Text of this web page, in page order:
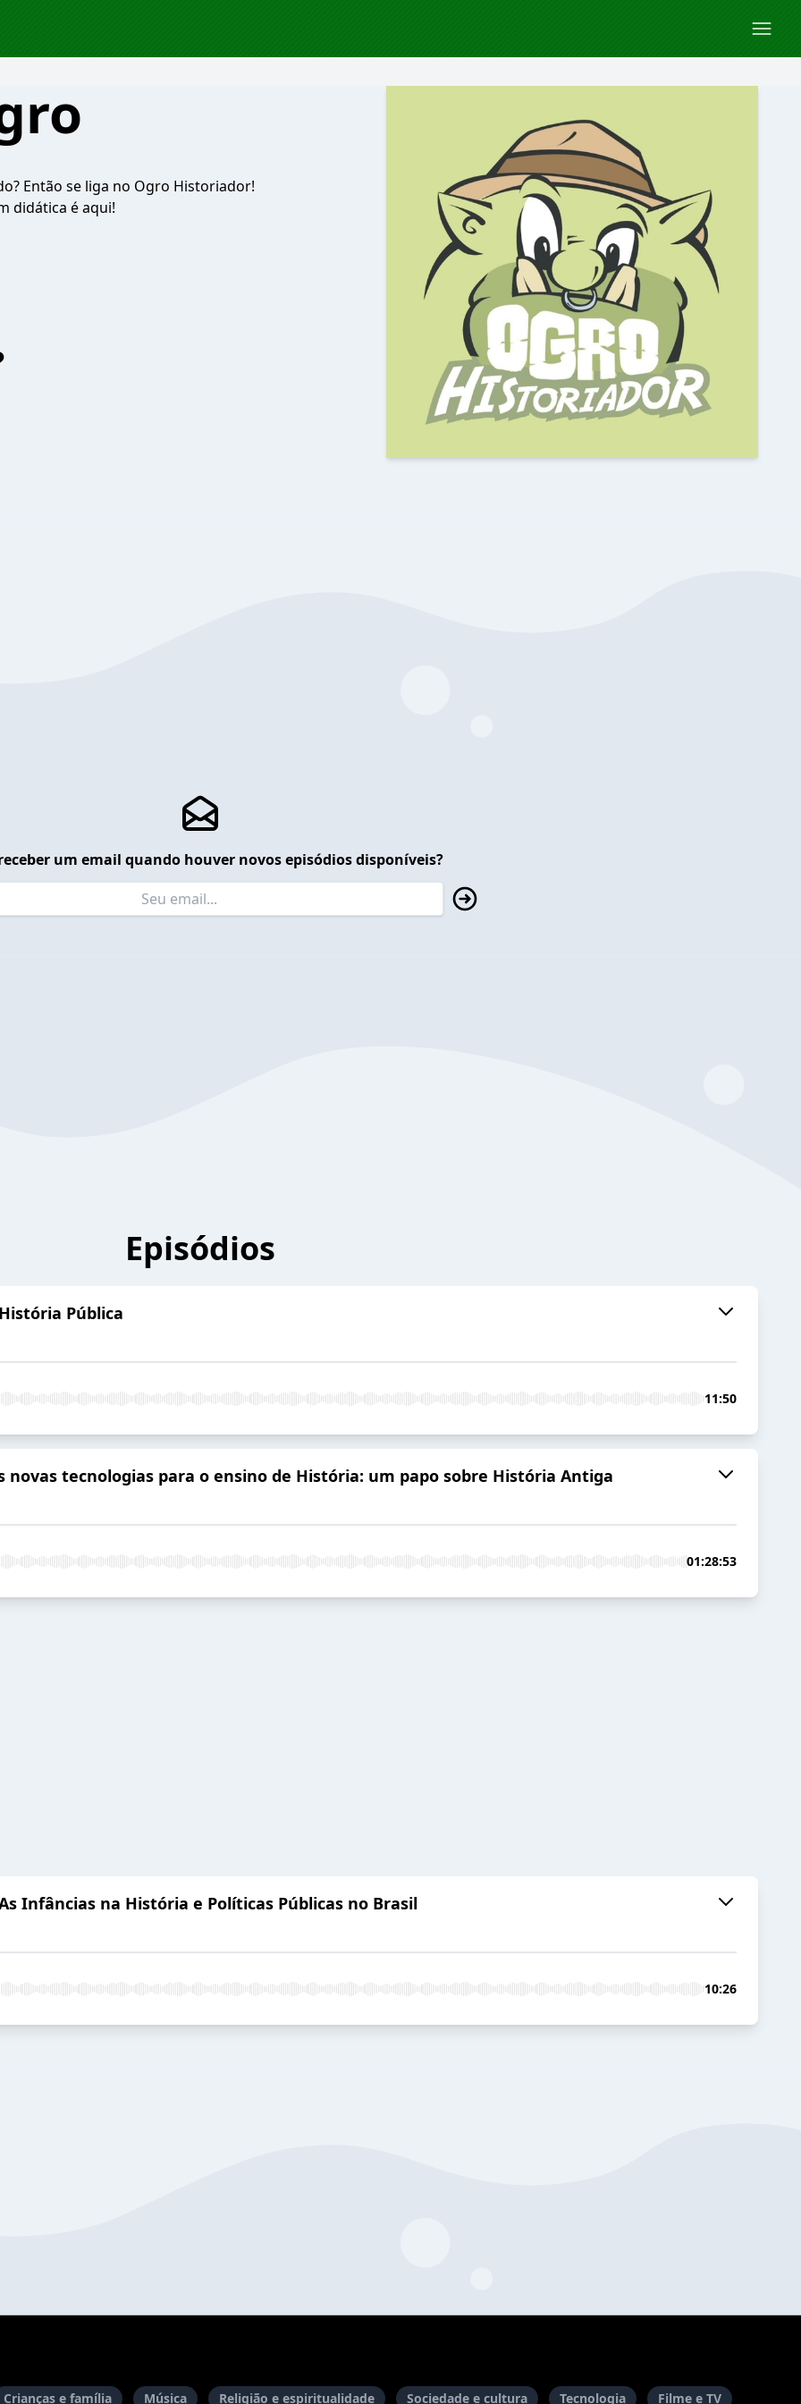
Então se liga no Ogro Historiador!
didática é aqui!
um email quando houver novos episódios disponíveis?
Episódios
Pública
11:50
novas tecnologias para o ensino de História: um papo sobre História Antiga
01:28:53
Infâncias na História e Políticas Públicas no Brasil
10:26
Crianças e família Música Religião e espiritualidade Sociedade e cultura Tecnologia Filme e TV